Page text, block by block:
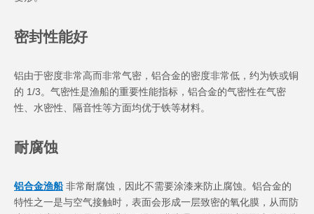
密封性能好
铝由于密度非常高而非常气密，铝合金的密度非常低，约为铁或铜
的 1/3。气密性是渔船的重要性能指标，铝合金的气密性在气密
性、水密性、隔音性等方面均优于铁等材料。
耐腐蚀
铝合金渔船非常耐腐蚀，因此不需要涂漆来防止腐蚀。铝合金的
特性之一是与空气接触时，表面会形成一层致密的氧化膜，从而防